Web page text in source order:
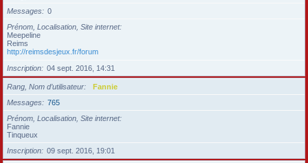
Messages
0
Prénom, Localisation, Site internet
Meepeline
Reims
http://reimsdesjeux.fr/forum
Inscription
04 sept. 2016, 14:31
Rang, Nom d’utilisateur
Fannie
Messages
765
Prénom, Localisation, Site internet
Fannie
Tinqueux
Inscription
09 sept. 2016, 19:01